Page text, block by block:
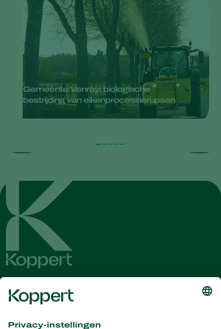
Gemeente Venray: biologische
bestrijding van eikenprocessierupsen
Ontvang het laatste nieuws en
informatie